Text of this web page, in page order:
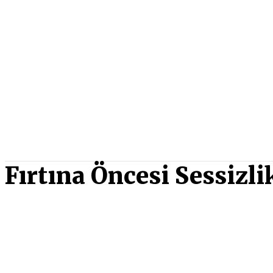
Fırtına Öncesi